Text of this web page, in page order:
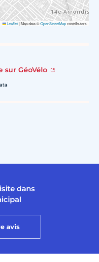
Leaflet|Map data ©OpenStreetMapcontributors
sur GéoVélo
dans
avis